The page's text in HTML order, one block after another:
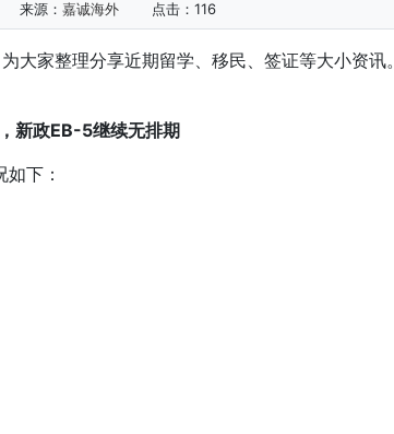
来源： 嘉诚海外 点击： 116
家整理分享近期留学、移民、签证等大小资讯。
新政EB-5继续无排期
下：